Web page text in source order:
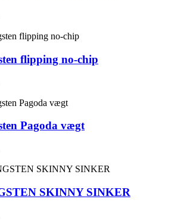
flipping no-chip
Pagoda vægt
SKINNY SINKER